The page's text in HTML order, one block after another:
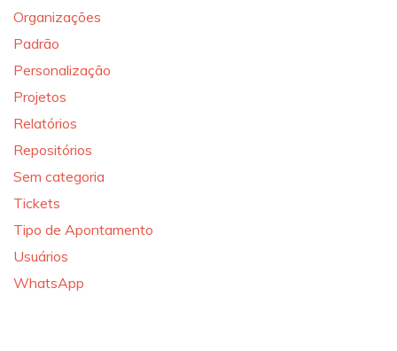
Organizações
Padrão
Personalização
Projetos
Relatórios
Repositórios
Sem categoria
Tickets
Tipo de Apontamento
Usuários
WhatsApp